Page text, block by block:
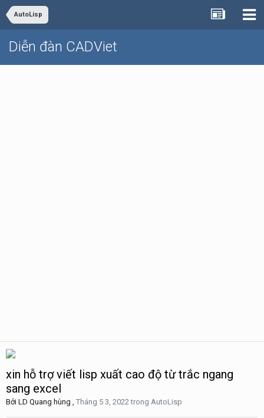
AutoLisp
Diễn đàn CADViet
xin hỗ trợ viết lisp xuất cao độ từ trắc ngang
sang excel
Bởi LD Quang hùng , Tháng 5 3, 2022trong AutoLisp